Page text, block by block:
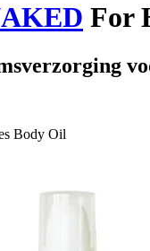
For
Body Oil